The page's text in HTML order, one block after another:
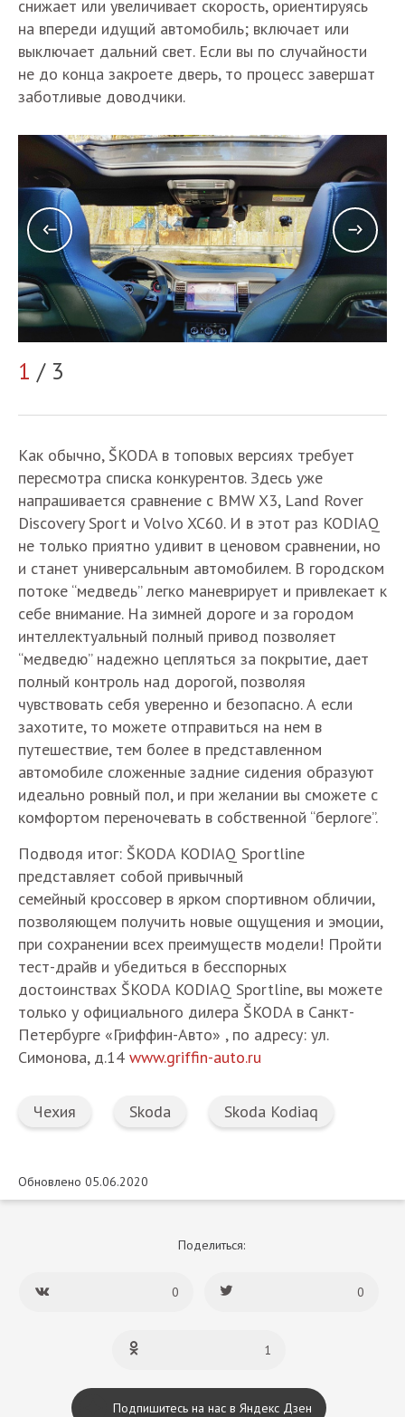
снижает или увеличивает скорость, ориентируясь
на впереди идущий автомобиль; включает или
выключает дальний свет. Если вы по случайности
не до конца закроете дверь, то процесс завершат
заботливые доводчики.
1 / 3
Как обычно, ŠKODA в топовых версиях требует
пересмотра списка конкурентов. Здесь уже
напрашивается сравнение с BMW X3, Land Rover
Discovery Sport и Volvo XC60. И в этот раз KODIAQ
не только приятно удивит в ценовом сравнении, но
и станет универсальным автомобилем. В городском
потоке “медведь” легко маневрирует и привлекает к
себе внимание. На зимней дороге и за городом
интеллектуальный полный привод позволяет
“медведю” надежно цепляться за покрытие, дает
полный контроль над дорогой, позволяя
чувствовать себя уверенно и безопасно. А если
захотите, то можете отправиться на нем в
путешествие, тем более в представленном
автомобиле сложенные задние сидения образуют
идеально ровный пол, и при желании вы сможете с
комфортом переночевать в собственной “берлоге”.
Подводя итог: ŠKODA KODIAQ Sportline
представляет собой привычный
семейный кроссовер в ярком спортивном обличии,
позволяющем получить новые ощущения и эмоции,
при сохранении всех преимуществ модели! Пройти
тест-драйв и убедиться в бесспорных
достоинствах ŠKODA KODIAQ Sportline, вы можете
только у официального дилера ŠKODA в Санкт-
Петербурге «Гриффин-Авто» , по адресу: ул.
Симонова, д.14 www.griffin-auto.ru
Чехия Skoda Skoda Kodiaq
Обновлено 05.06.2020
Поделиться:
0 0
1
Подпишитесь на нас в Яндекс Дзен